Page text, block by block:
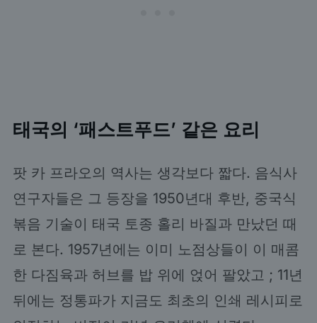
태국의 ‘패스트푸드’ 같은 요리
팟 카 프라오의 역사는 생각보다 짧다. 음식사
연구자들은 그 등장을 1950년대 후반, 중국식
볶음 기술이 태국 토종 홀리 바질과 만났던 때
로 본다. 1957년에는 이미 노점상들이 이 매콤
한 다짐육과 허브를 밥 위에 얹어 팔았고 ; 11년
뒤에는 정통파가 지금도 최초의 인쇄 레시피로